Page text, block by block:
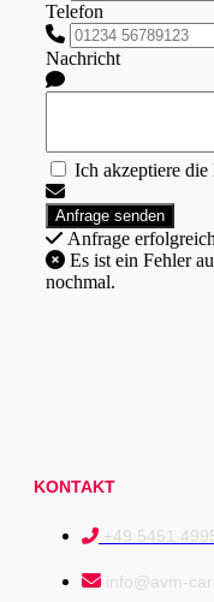
Telefon
Nachricht
Ich akzeptiere
Anfrage
nochmal.
KONTAKT
+49 5451
info@avm-